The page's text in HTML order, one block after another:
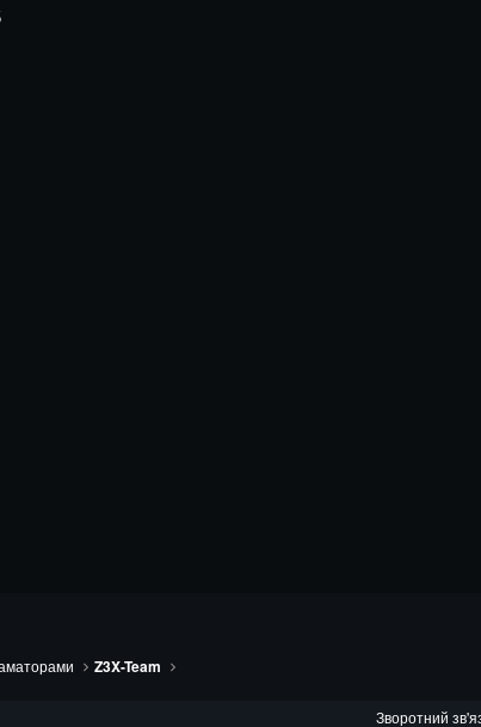
Z3X-Team
Зворотний